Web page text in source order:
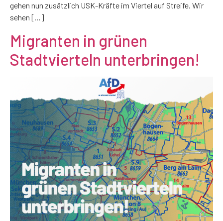
gehen nun zusätzlich USK-Kräfte im Viertel auf Streife. Wir
sehen […]
Migranten in grünen
Stadtvierteln unterbringen!